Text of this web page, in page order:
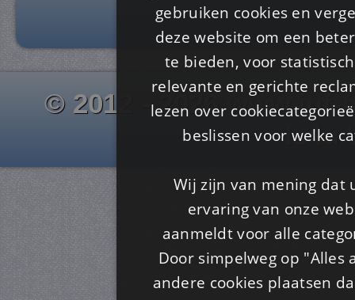
© 2012 - 2026
Is4u
gebruiken cookies en
deze website om een
te bieden, voor
relevante en gerichte
lezen over
beslissen voor welke
Wij zijn van mening dat
ervaring van onze
aanmeldt voor alle
Door simpelweg op
andere cookies plaatsen